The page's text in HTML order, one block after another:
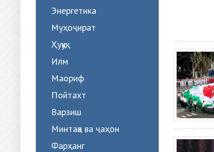
Энергетика
Муҳоҷират
Ҳуқуқ
Илм
Маориф
Пойтахт
Варзиш
Минтақа ва ҷаҳон
Фарҳанг